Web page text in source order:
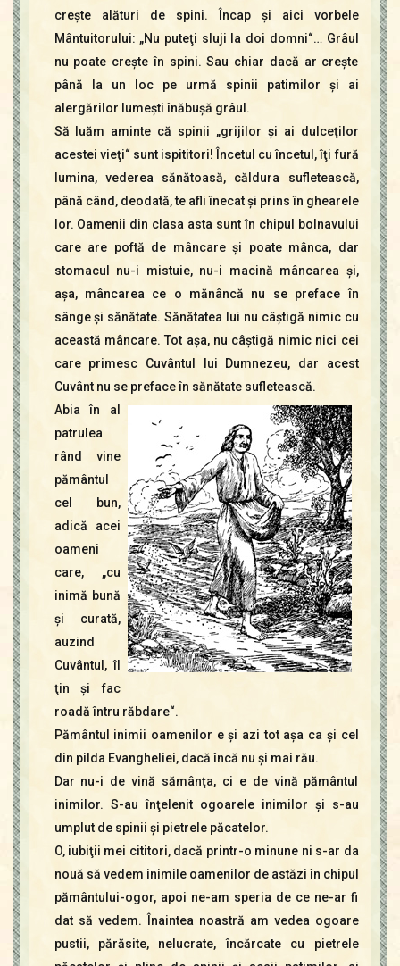
creşte alături de spini. Încap şi aici vorbele
Mântuitorului: „Nu puteţi sluji la doi domni“… Grâul
nu poate creşte în spini. Sau chiar dacă ar creşte
până la un loc pe urmă spinii patimilor şi ai
alergărilor lumeşti înăbuşă grâul.
Să luăm aminte că spinii „grijilor şi ai dulceţilor
acestei vieţi“ sunt ispititori! Încetul cu încetul, îţi fură
lumina, vederea sănătoasă, căldura sufletească,
până când, deodată, te afli înecat şi prins în ghearele
lor. Oamenii din clasa asta sunt în chipul bolnavului
care are poftă de mâncare şi poate mânca, dar
stomacul nu-i mistuie, nu-i macină mâncarea şi,
aşa, mâncarea ce o mănâncă nu se preface în
sânge şi sănătate. Sănătatea lui nu câştigă nimic cu
această mâncare. Tot aşa, nu câştigă nimic nici cei
care primesc Cuvântul lui Dumnezeu, dar acest
Cuvânt nu se preface în sănătate sufletească.
Abia în al
patrulea
rând vine
pământul
cel bun,
adică acei
oameni
care, „cu
inimă bună
şi curată,
auzind
Cuvântul, îl
ţin şi fac
roadă întru răbdare“.
Pământul inimii oamenilor e şi azi tot aşa ca şi cel
din pilda Evangheliei, dacă încă nu şi mai rău.
Dar nu-i de vină sămânţa, ci e de vină pământul
inimilor. S-au înţelenit ogoarele inimilor şi s-au
umplut de spinii şi pietrele păcatelor.
O, iubiţii mei cititori, dacă printr-o minune ni s-ar da
nouă să vedem inimile oamenilor de astăzi în chipul
pământului-ogor, apoi ne-am speria de ce ne-ar fi
dat să vedem. Înaintea noastră am vedea ogoare
pustii, părăsite, nelucrate, încărcate cu pietrele